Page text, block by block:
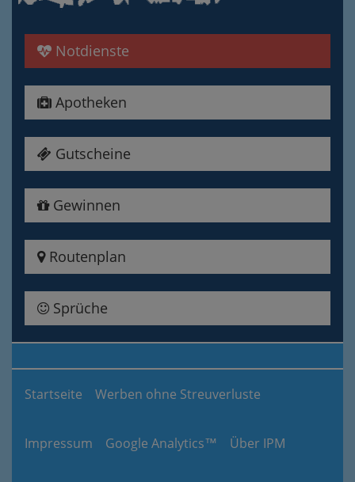
Notdienste
Apotheken
Gutscheine
Gewinnen
Routenplan
Sprüche
Startseite Werben ohne Streuverluste
Impressum Google Analytics™ Über IPM